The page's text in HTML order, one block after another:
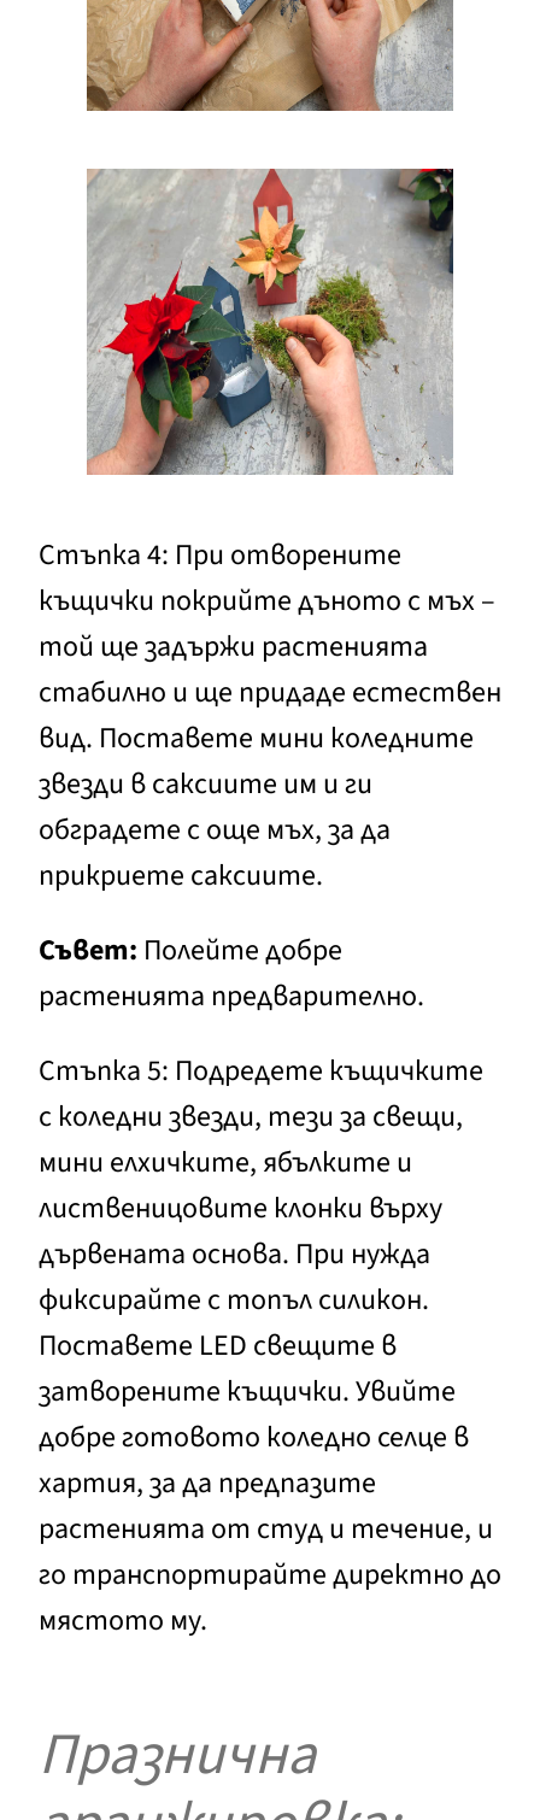
Стъпка 4: При отворените
къщички покрийте дъното с мъх –
той ще задържи растенията
стабилно и ще придаде естествен
вид. Поставете мини коледните
звезди в саксиите им и ги
обградете с още мъх, за да
прикриете саксиите.
Съвет: Полейте добре
растенията предварително.
Стъпка 5: Подредете къщичките
с коледни звезди, тези за свещи,
мини елхичките, ябълките и
лиственицовите клонки върху
дървената основа. При нужда
фиксирайте с топъл силикон.
Поставете LED свещите в
затворените къщички. Увийте
добре готовото коледно селце в
хартия, за да предпазите
растенията от студ и течение, и
го транспортирайте директно до
мястото му.
Празнична